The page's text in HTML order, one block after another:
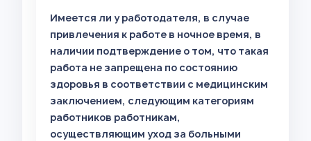
Имеется ли у работодателя, в случае
привлечения к работе в ночное время, в
наличии подтверждение о том, что такая
работа не запрещена по состоянию
здоровья в соответствии с медицинским
заключением, следующим категориям
работников работникам,
осуществляющим уход за больными